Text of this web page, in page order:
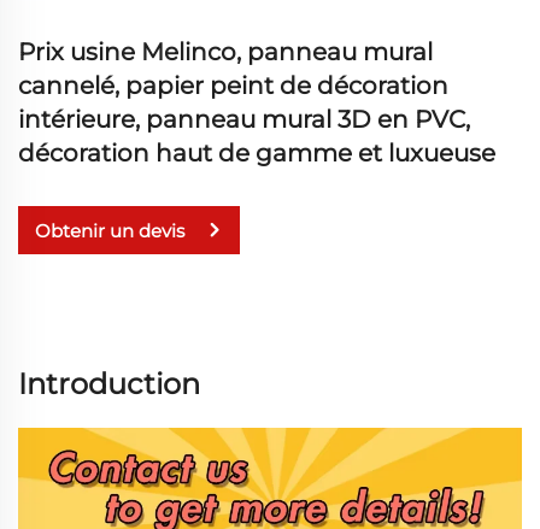
Prix usine Melinco, panneau mural
cannelé, papier peint de décoration
intérieure, panneau mural 3D en PVC,
décoration haut de gamme et luxueuse
Obtenir un devis
Introduction